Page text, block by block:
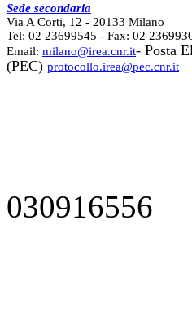
Sede secondaria
Via A Corti, 12 - 20133 Milano
Tel: 02 23699545 - Fax: 02
Email: milano@irea.cnr.it- Posta
(PEC) protocollo.irea@pec.cnr.it
030916556